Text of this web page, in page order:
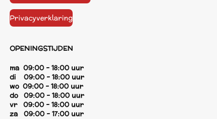
Privacyverklaring
OPENINGSTIJDEN
ma 09:00 - 18:00 uur
di 09:00 - 18:00 uur
wo 09:00 - 18:00 uur
do 09:00 - 18:00 uur
vr 09:00 - 18:00 uur
za 09:00 - 17:00 uur